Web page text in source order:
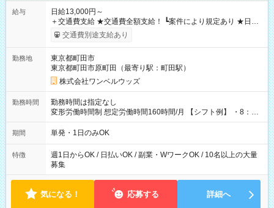
給与
日給13,000円～
＋交通費支給 ★交通費全額支給！ ┗案件により規定あり ★日払
いOK！（規定あり） ┗働いたその日に現金GET♪ お仕事後はコ
ンビニATMから 日払い分を引き落とせます！ 【試用期間】試
交通費別途支給あり
勤務地
東京都町田市
東京都町田市原町田（最寄り駅：町田駅）
株式会社ワンベルウッズ
勤務時間
勤務時間は指定なし
変形労働時間制 想定労働時間160時間/月 【シフト例】 ・8：00
～21：00
期間 単発・1日のみOK
特徴
週1日からOK / 日払いOK / 副業・WワークOK / 10名以上の大量
募集
気になる！ 応募する 詳細へ